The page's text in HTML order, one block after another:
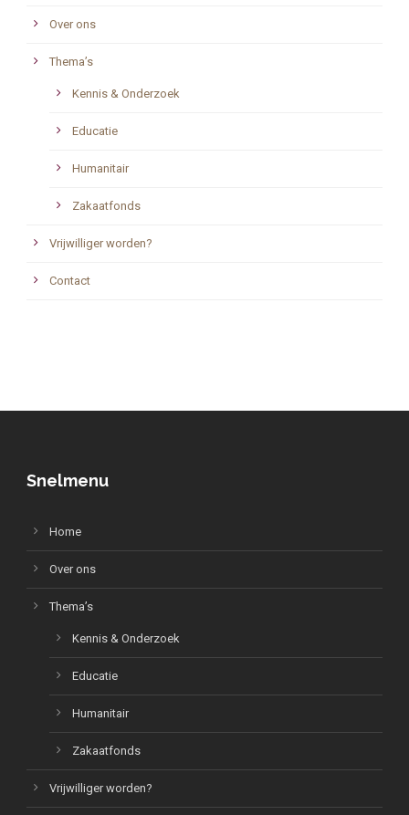
Over ons
Thema’s
Kennis & Onderzoek
Educatie
Humanitair
Zakaatfonds
Vrijwilliger worden?
Contact
Snelmenu
Home
Over ons
Thema’s
Kennis & Onderzoek
Educatie
Humanitair
Zakaatfonds
Vrijwilliger worden?